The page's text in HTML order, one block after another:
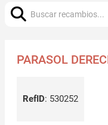
PARASOL
RefID: 530252